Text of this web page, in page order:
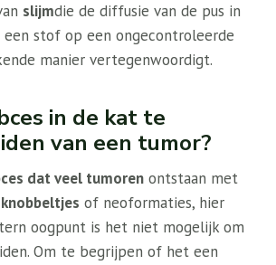
slijmdie de diffusie van de pus in
stof op een ongecontroleerde
manier vertegenwoordigt.
in de kat te
van een tumor?
dat veel tumoren ontstaan ​​met
knobbeltjes of neoformaties, hier
oogpunt is het niet mogelijk om
Om te begrijpen of het een